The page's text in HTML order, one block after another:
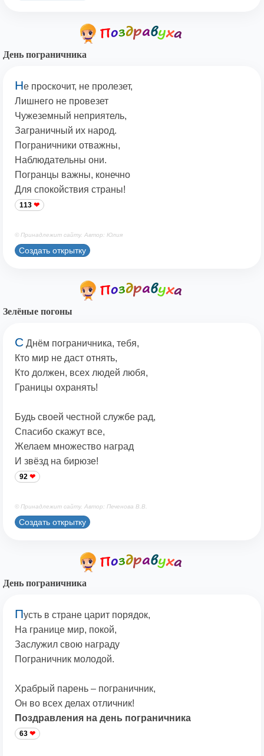
День пограничника
Не проскочит, не пролезет,
Лишнего не провезет
Чужеземный неприятель,
Заграничный их народ.
Пограничники отважны,
Наблюдательны они.
Погранцы важны, конечно
Для спокойствия страны!
113
© Принадлежит сайту. Автор: Юлия
Создать открытку
Зелёные погоны
С Днём пограничника, тебя,
Кто мир не даст отнять,
Кто должен, всех людей любя,
Границы охранять!
Будь своей честной службе рад,
Спасибо скажут все,
Желаем множество наград
И звёзд на бирюзе!
92
© Принадлежит сайту. Автор: Печенова В.В.
Создать открытку
День пограничника
Пусть в стране царит порядок,
На границе мир, покой,
Заслужил свою награду
Пограничник молодой.
Храбрый парень – пограничник,
Он во всех делах отличник!
Поздравления на день пограничника
63